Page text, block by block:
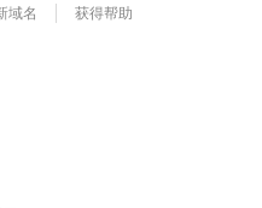
域名 获得帮助